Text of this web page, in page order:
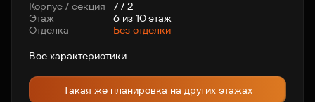
Корпус / секция
7 / 2
Этаж
6 из 10 этаж
Отделка
Без отделки
Все характеристики
Такая же планировка на других этажах